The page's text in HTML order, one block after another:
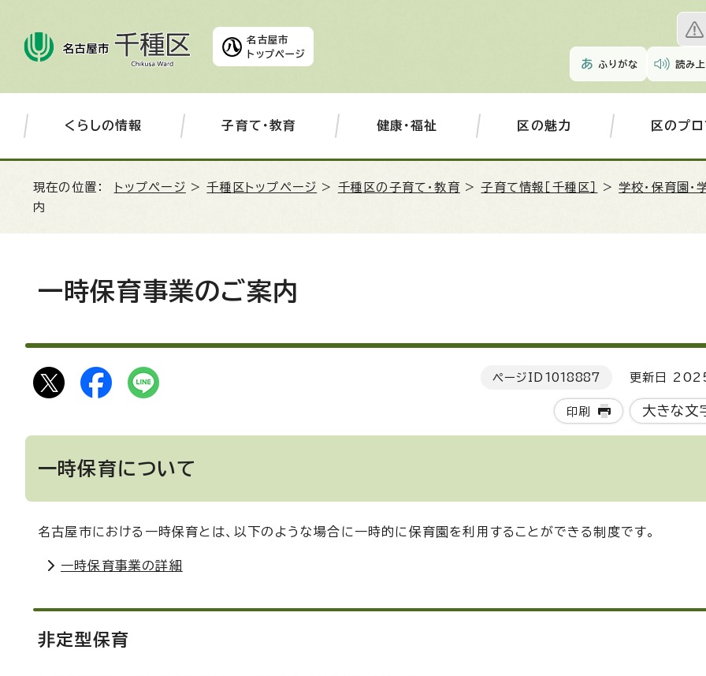
名古屋市
トップページ
ふりがな 読み
くらしの情報 子育て・教育 健康・福祉 区の魅力 区のプ
現在の位置： トップページ >千種区トップページ > 千種区の子育て・教育 >子育て情報［千種区］ >学校・保育園・
内
一時保育事業のご案内
ページID 1018887 更新日
印刷 大きな文
一時保育について
名古屋市における一時保育とは、以下のような場合に一時的に保育園を利用することができる制度です。
一時保育事業の詳細
非定型保育